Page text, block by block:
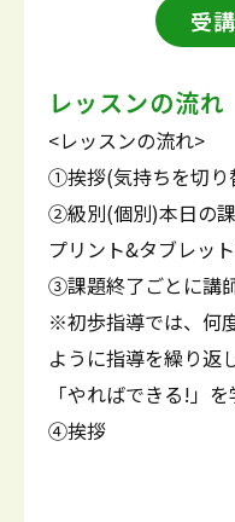
受
レッスンの流れ
<レッスンの流れ>
①挨拶(気持ちを切り
②級別(個別)本日の
プリント&タブレッ
③課題終了ごとに講
※初歩指導では、何
ように指導を繰り返
「やればできる!」を
④挨拶